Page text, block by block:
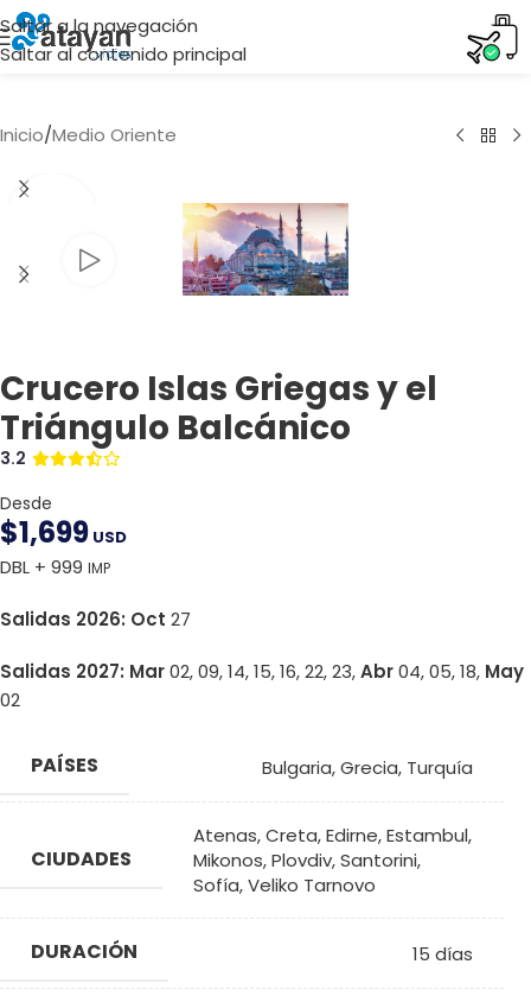
Saltar a la navegación
Saltar al contenido principal
Inicio/Medio Oriente
Crucero Islas Griegas y el
Triángulo Balcánico
3.2
Desde
$1,699 USD
DBL + 999 IMP
Salidas 2026: Oct 27
Salidas 2027: Mar02, 09, 14, 15, 16, 22, 23,Abr04, 05, 18, May
02
PAÍSES Bulgaria,Grecia, Turquía
CIUDADES
Atenas,Creta,Edirne,Estambul,
Mikonos,Plovdiv,Santorini,
Sofía,Veliko Tarnovo
DURACIÓN 15 días